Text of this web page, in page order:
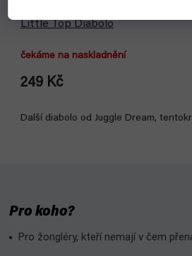
Little Top Diabolo
čekáme na naskladnění
249 Kč
Další diabolo od Juggle Dream,
Pro koho?
Pro žongléry, kteří nemají v čem